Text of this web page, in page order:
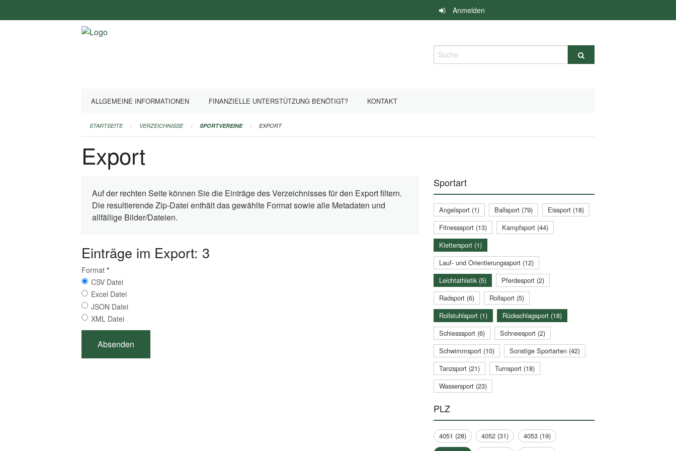
überspringen
Anmelden
Suche
ALLGEMEINE INFORMATIONEN FINANZIELLE UNTERSTÜTZUNG BENÖTIGT? KONTAKT
STARTSEITE VERZEICHNISSE SPORTVEREINE EXPORT
Export
Auf der rechten Seite können Sie die Einträge des Verzeichnisses für den Export filtern.
Die resultierende Zip-Datei enthält das gewählte Format sowie alle Metadaten und
allfällige Bilder/Dateien.
Einträge im Export: 3
Format *
CSV Datei
Excel Datei
JSON Datei
XML Datei
Sportart
Angelsport (1) Ballsport (79)
Eissport (18)
Fitnesssport (13)
Kampfsport (44)
Klettersport (1)
Lauf- und Orientierungssport (12)
Leichtathletik (5)
Pferdesport (2)
Radsport (6)
Rollsport (5)
Rollstuhlsport (1)
Rückschlagsport (18)
Schiesssport (6)
Schneesport (2)
Schwimmsport (10)
Sonstige Sportarten (42)
Tanzsport (21)
Turnsport (18)
Wassersport (23)
PLZ
4051 (28) 4052 (31)
4053 (19)